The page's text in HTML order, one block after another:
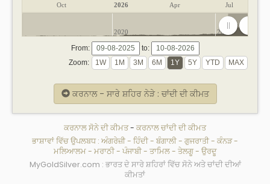
Oct 2026 Apr Jul
2020 2025
From:
to:
Zoom:
ਕਰਨਾਲ - ਸਾਰੇ ਸ਼ਹਿਰ ਨੇੜੇ : ਚਾਂਦੀ ਦੀ ਕੀਮਤ
ਕਰਨਾਲ ਸੋਨੇ ਦੀ ਕੀਮਤ- ਕਰਨਾਲ ਚਾਂਦੀ ਦੀ ਕੀਮਤ
ਭਾਸ਼ਾਵਾਂ ਵਿੱਚ ਉਪਲਬਧ : ਅੰਗਰੇਜ਼ੀ- ਹਿੰਦੀ- ਬੰਗਾਲੀ- ਗੁਜਰਾਤੀ- ਕੰਨੜ-
ਮਲਿਆਲਮ- ਮਰਾਠੀ- ਪੰਜਾਬੀ- ਤਾਮਿਲ- ਤੇਲਗੂ- ਉਰਦੂ
MyGoldSilver.com : ਭਾਰਤ ਦੇ ਸਾਰੇ ਸ਼ਹਿਰਾਂ ਵਿੱਚ ਸੋਨੇ ਅਤੇ ਚਾਂਦੀ ਦੀਆਂ
ਕੀਮਤਾਂ